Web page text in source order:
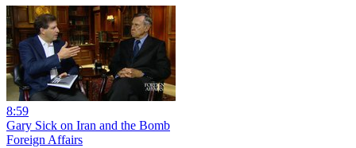
8:59
Gary Sick on Iran and the Bomb
Foreign Affairs